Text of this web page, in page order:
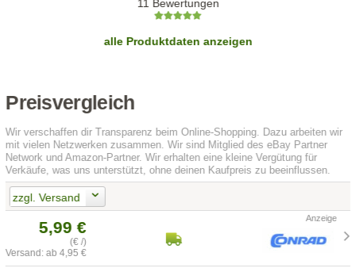
11 Bewertungen
alle Produktdaten anzeigen
Preisvergleich
Wir verschaffen dir Transparenz beim Online-Shopping. Dazu arbeiten wir
mit vielen Netzwerken zusammen. Wir sind Mitglied des eBay Partner
Network und Amazon-Partner. Wir erhalten eine kleine Vergütung für
Verkäufe, was uns unterstützt, ohne deinen Kaufpreis zu beeinflussen.
zzgl. Versand
5,99 €
(€ /)
Versand: ab 4,95 €